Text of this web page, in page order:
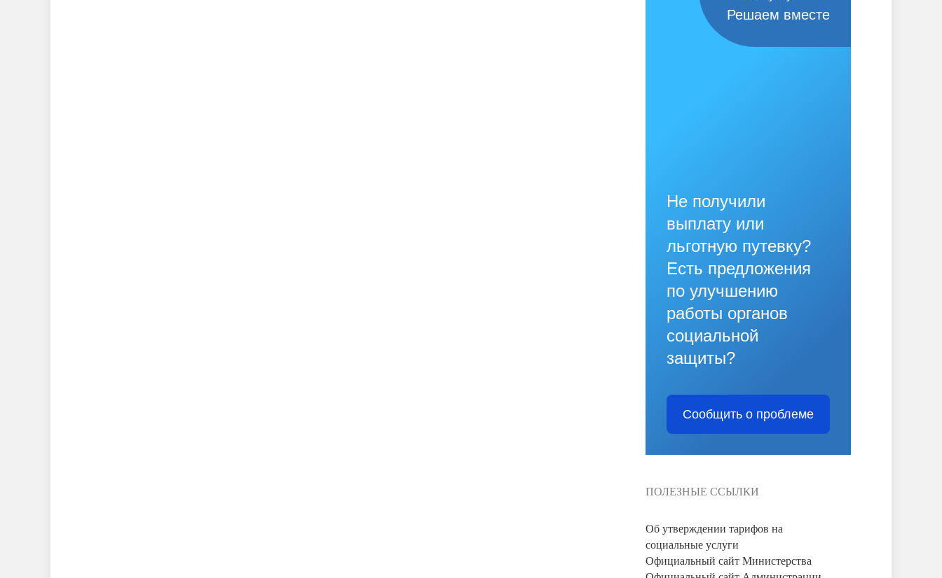
Решаем вместе
Не получили
выплату или
льготную путевку?
Есть предложения
по улучшению
работы органов
социальной
защиты?
Сообщить о проблеме
ПОЛЕЗНЫЕ ССЫЛКИ
Об утверждении тарифов на
социальные услуги
Официальный сайт Министерства